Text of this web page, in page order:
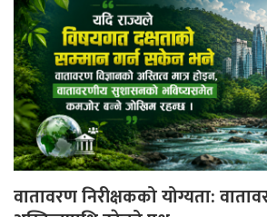
वातावरण निरीक्षकको योग्यता: